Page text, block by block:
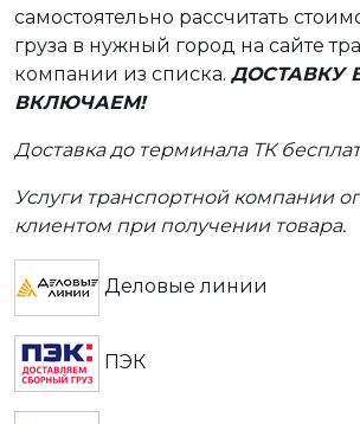
самостоятельно рассчитать
груза в нужный город на сайте
компании из списка. ДОСТАВКУ
ВКЛЮЧАЕМ!
Доставка до терминала ТК
Услуги транспортной компании
клиентом при получении товара.
Деловые линии
ПЭК